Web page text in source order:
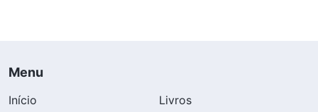
Menu
Início
Livros